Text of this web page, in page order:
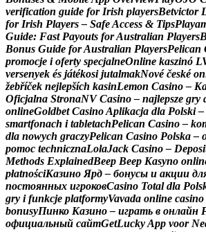
verification guide for Irish playersBetvictor
for Irish Players – SafeAccess & TipsPlaya
Guide: Fast Payouts forAustralian PlayersB
Bonus Guide forAustralian PlayersPelican
promocje i oferty specjalneOnline kaszinó L
versenyek és játékosi jutalmakNové české on
žebříček nejlepších kasinLemon Casino – K
Oficjalna StronaNV Casino – najlepsze gry
onlineGoldbet CasinoAplikacja dla Polski –
smartfonach i tabletachPelican Casino – ko
dla nowych graczyPelican Casino Polska –
pomoc technicznaLolaJack Casino – Deposi
Methods ExplainedBeep Beep Kasyno onlin
płatnościКазино Ярд – бонусы и акции дл
постоянных игроковCasino Total dla Pols
gry i funkcje platformyVavada online casino
bonusyПинко Казино – играть в онлайн
официальный сайтGetLuckyApp voor Ne